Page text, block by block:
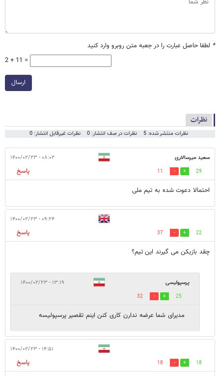
* لطفا حاصل عبارت را در جعبه متن روبرو وارد کنید
2 + 11 =
ارسال
نظرات
نظرات منتشر شده: 5 نظرات در صف انتشار: 0 نظرات غیرقابل انتشار: 0
سعید میرسالاری ۰۸:۰۲ - ۱۴۰۰/۰۲/۲۳
29
11
پاسخ
احتمالا دعوت شده به تیم ملی
۰۹:۲۴ - ۱۴۰۰/۰۲/۲۳
22
37
پاسخ
چقد بازیکن می گیرند این تیم؟
پرسپولیسی ۱۳:۱۹ - ۱۴۰۰/۰۲/۲۳
25
32
مدیرای شما عرضه ندارن کاری کنن اینم تقصیر پرسپولیسه
۱۴:۵۱ - ۱۴۰۰/۰۲/۲۳
18
18
پاسخ